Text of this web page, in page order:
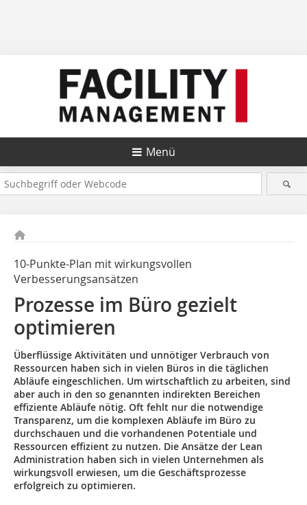
Menü
10-Punkte-Plan mit wirkungsvollen
Verbesserungsansätzen
Prozesse im Büro gezielt
optimieren
Überflüssige Aktivitäten und unnötiger Verbrauch von
Ressourcen haben sich in vielen Büros in die täglichen
Abläufe eingeschlichen. Um wirtschaftlich zu arbeiten, sind
aber auch in den so genannten indirekten Bereichen
effiziente Abläufe nötig. Oft fehlt nur die notwendige
Transparenz, um die komplexen Abläufe im Büro zu
durchschauen und die vorhandenen Potentiale und
Ressourcen effizient zu nutzen. Die Ansätze der Lean
Administration haben sich in vielen Unternehmen als
wirkungsvoll erwiesen, um die Geschäftsprozesse
erfolgreich zu optimieren.